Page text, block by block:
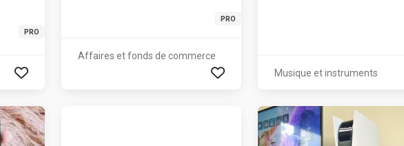
PRO
PRO
Affaires et fonds de commerce
Musique et instruments